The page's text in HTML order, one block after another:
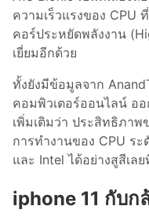
ความเร็วแรงของ CPU
คอร์ประหยัดพลังงาน
เยี่ยมอีกด้วย
ทั้งยังมีข้อมูลจาก
คอมพิวเตอร์ออนไลน์ อ
เพิ่มเติมว่า ประสิทธิภาพ
การทำงานของ CPU ร
และ Intel ได้อย่างสูสีเลย
iphone 11 กับก